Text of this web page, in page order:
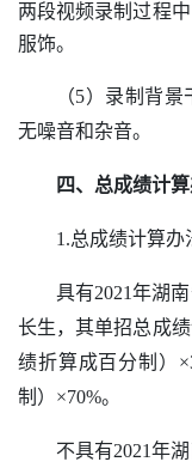
两段视频录制过程
服饰。
（5） 录制背景
无噪音和杂音。
四、总成绩计
1.总成绩计算办
具有2021年湖
长生，其单招总成
绩折算成百分制）
制） ×70%。
不具有2021年